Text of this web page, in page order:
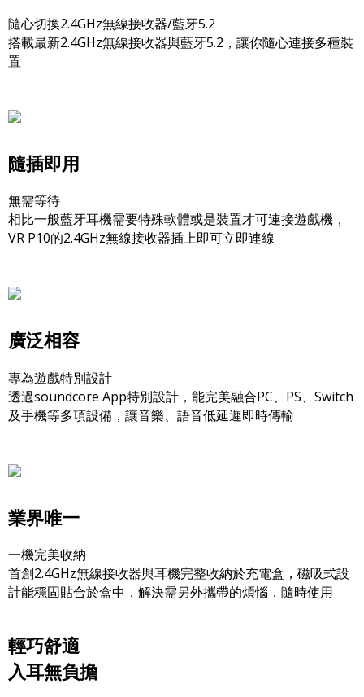
隨心切換2.4GHz無線接收器/藍牙5.2
搭載最新2.4GHz無線接收器與藍牙5.2，讓你隨心連接多種裝
置
隨插即用
無需等待
相比一般藍牙耳機需要特殊軟體或是裝置才可連接遊戲機，
VR P10的2.4GHz無線接收器插上即可立即連線
廣泛相容
專為遊戲特別設計
透過soundcore App特別設計，能完美融合PC、PS、Switch
及手機等多項設備，讓音樂、語音低延遲即時傳輸
業界唯一
一機完美收納
首創2.4GHz無線接收器與耳機完整收納於充電盒，磁吸式設
計能穩固貼合於盒中，解決需另外攜帶的煩惱，隨時使用
輕巧舒適
入耳無負擔